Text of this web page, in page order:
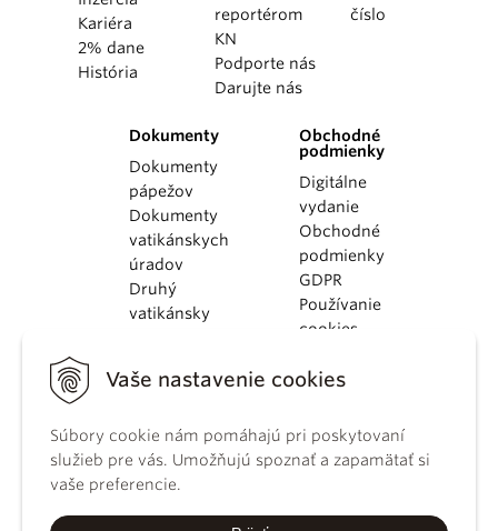
Vaše nastavenie cookies
Súbory cookie nám pomáhajú pri poskytovaní
služieb pre vás. Umožňujú spoznať a zapamätať si
vaše preferencie.
Kariéra
2% dane
História
reportérom
KN
Podporte nás
Darujte nás
číslo
Dokumenty
Dokumenty
pápežov
Dokumenty
vatikánskych
úradov
Druhý
vatikánsky
KBS
kánonického
práva
Katechizmus
Obchodné
podmienky
Digitálne
vydanie
Obchodné
podmienky
GDPR
Používanie
cookies